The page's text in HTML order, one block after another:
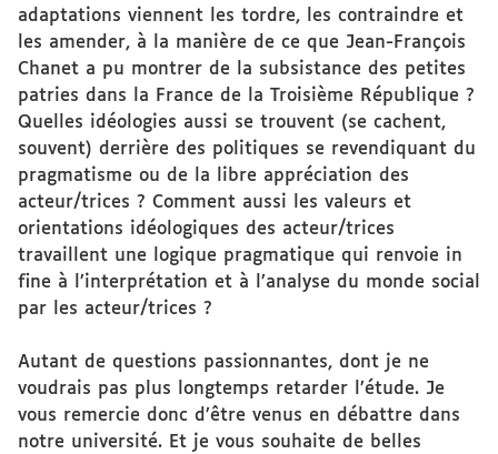
adaptations viennent les tordre, les contraindre et
les amender, à la manière de ce que Jean-François
Chanet a pu montrer de la subsistance des petites
patries dans la France de la Troisième République ?
Quelles idéologies aussi se trouvent (se cachent,
souvent) derrière des politiques se revendiquant du
pragmatisme ou de la libre appréciation des
acteur/trices ? Comment aussi les valeurs et
orientations idéologiques des acteur/trices
travaillent une logique pragmatique qui renvoie in
fine à l’interprétation et à l’analyse du monde social
par les acteur/trices ?
Autant de questions passionnantes, dont je ne
voudrais pas plus longtemps retarder l’étude. Je
vous remercie donc d’être venus en débattre dans
notre université. Et je vous souhaite de belles